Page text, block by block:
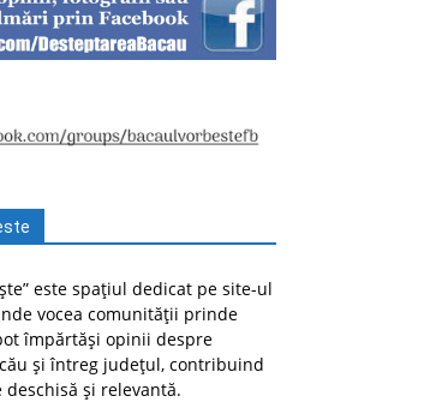
este spațiul dedicat pe site-ul
vocea comunității prinde
împărtăși opinii despre
și întreg județul, contribuind
deschisă și relevantă.